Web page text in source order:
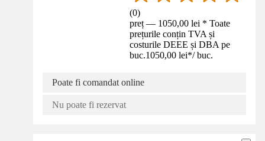
(0)
preț — 1050,00 lei * Toate
prețurile conțin TVA și
costurile DEEE și DBA pe
buc.1050,00 lei*/ buc.
Poate fi comandat online
Nu poate fi rezervat